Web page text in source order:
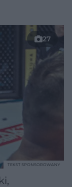
27
TEKST SPONSOROWANY